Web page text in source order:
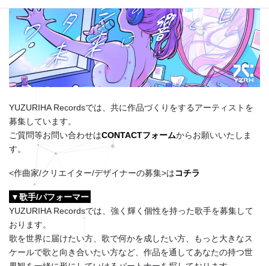
YUZURIHA Recordsでは、共に作品づくりをするアーティストを
募集しています。
ご質問等お問い合わせはCONTACTフォームからお願いいたしま
す。
<作曲家/クリエイター/デザイナーの募集>はコチラ
▼歌手/パフォーマー
YUZURIHA Recordsでは、強く輝く個性を持った歌手を募集して
おります。
歌を世界に届けたい方、歌で何かを成したい方、もっと大きなス
ケールで歌と向き合いたい方など、作品を通してあなたの持つ世